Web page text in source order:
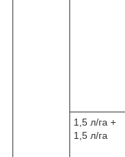
1,5 л/га +
1,5 л/га